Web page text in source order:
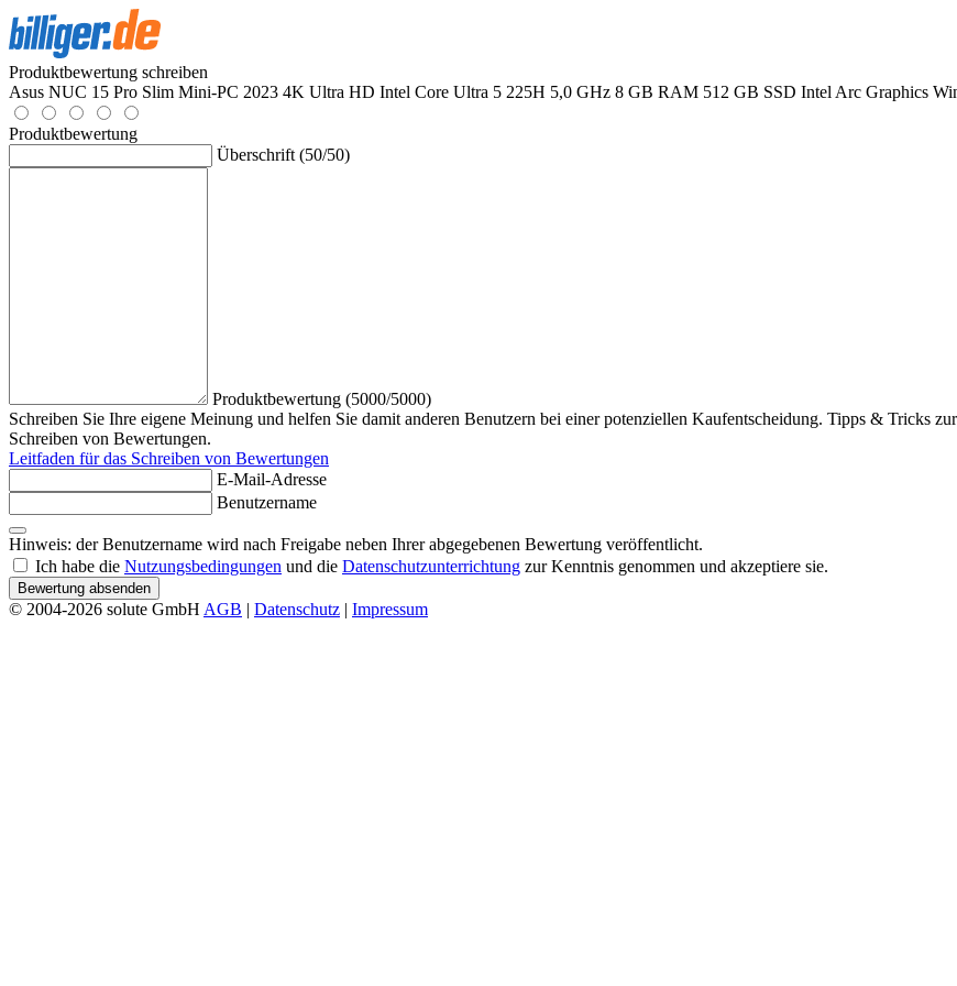
Produktbewertung schreiben
Asus NUC 15 Pro Slim Mini-PC 2023 4K Ultra HD Intel Core Ultra 5 225H 5,0 GHz 8 GB RAM 512 GB SSD Intel Arc Graphics
Produktbewertung
Überschrift (50/50)
Produktbewertung (5000/5000)
Schreiben Sie Ihre eigene Meinung und helfen Sie damit anderen Benutzern bei einer potenziellen Kaufentscheidung. Tipps & Tricks
Schreiben von Bewertungen.
Leitfaden für das Schreiben von Bewertungen
E-Mail-Adresse
Benutzername
Hinweis: der Benutzername wird nach Freigabe neben Ihrer abgegebenen Bewertung veröffentlicht.
Ich habe die Nutzungsbedingungen und die Datenschutzunterrichtung zur Kenntnis genommen und akzeptiere sie.
Bewertung absenden
© 2004-2026 solute GmbH AGB | Datenschutz | Impressum